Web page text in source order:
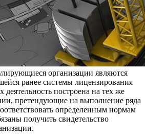
организации являются
ранее системы лицензирования
деятельность построена на тех же
претендующие на выполнение ряда
определенным нормам
получить свидетельство